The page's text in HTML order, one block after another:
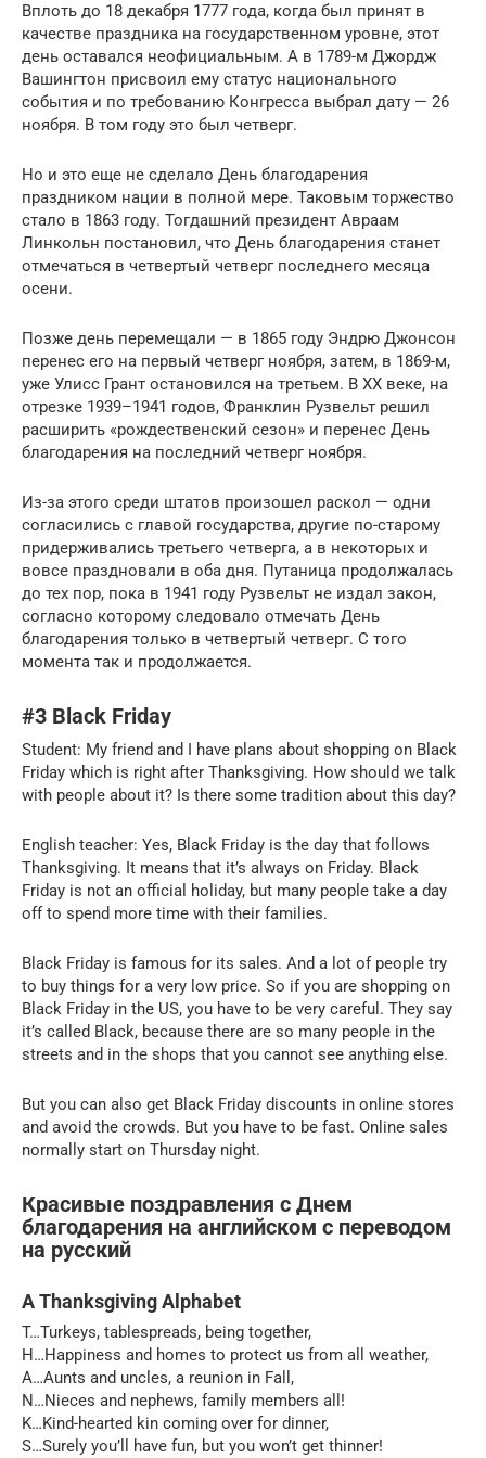
Вплоть до 18 декабря 1777 года, когда был принят в
качестве праздника на государственном уровне, этот
день оставался неофициальным. А в 1789-м Джордж
Вашингтон присвоил ему статус национального
события и по требованию Конгресса выбрал дату — 26
ноября. В том году это был четверг.
Но и это еще не сделало День благодарения
праздником нации в полной мере. Таковым торжество
стало в 1863 году. Тогдашний президент Авраам
Линкольн постановил, что День благодарения станет
отмечаться в четвертый четверг последнего месяца
осени.
Позже день перемещали — в 1865 году Эндрю Джонсон
перенес его на первый четверг ноября, затем, в 1869-м,
уже Улисс Грант остановился на третьем. В XX веке, на
отрезке 1939–1941 годов, Франклин Рузвельт решил
расширить «рождественский сезон» и перенес День
благодарения на последний четверг ноября.
Из-за этого среди штатов произошел раскол — одни
согласились с главой государства, другие по-старому
придерживались третьего четверга, а в некоторых и
вовсе праздновали в оба дня. Путаница продолжалась
до тех пор, пока в 1941 году Рузвельт не издал закон,
согласно которому следовало отмечать День
благодарения только в четвертый четверг. С того
момента так и продолжается.
#3 Black Friday
Student: My friend and I have plans about shopping on Black
Friday which is right after Thanksgiving. How should we talk
with people about it? Is there some tradition about this day?
English teacher: Yes, Black Friday is the day that follows
Thanksgiving. It means that it’s always on Friday. Black
Friday is not an official holiday, but many people take a day
off to spend more time with their families.
Black Friday is famous for its sales. And a lot of people try
to buy things for a very low price. So if you are shopping on
Black Friday in the US, you have to be very careful. They say
it’s called Black, because there are so many people in the
streets and in the shops that you cannot see anything else.
But you can also get Black Friday discounts in online stores
and avoid the crowds. But you have to be fast. Online sales
normally start on Thursday night.
Красивые поздравления с Днем
благодарения на английском с переводом
на русский
A Thanksgiving Alphabet
T…Turkeys, tablespreads, being together,
H…Happiness and homes to protect us from all weather,
A…Aunts and uncles, a reunion in Fall,
N…Nieces and nephews, family members all!
K…Kind-hearted kin coming over for dinner,
S…Surely you’ll have fun, but you won’t get thinner!